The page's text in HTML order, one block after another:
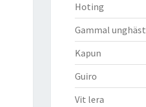
Hoting
Gammal unghäst
Kapun
Guiro
Vit lera